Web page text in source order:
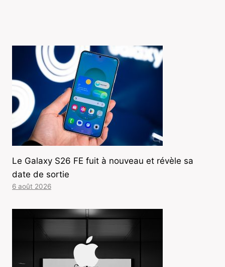
Le Galaxy S26 FE fuit à nouveau et révèle sa
date de sortie
6 août 2026